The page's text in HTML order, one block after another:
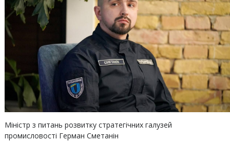
Міністр з питань розвитку стратегічних галузей
промисловості Герман Сметанін